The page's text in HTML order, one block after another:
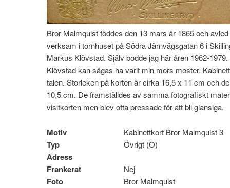
Bror Malmquist föddes den 13 mars år 1865 och
verksam i tornhuset på Södra Järnvägsgatan 6 i
Markus Klövstad. Själv bodde jag här åren 1962-
Klövstad kan sägas ha varit min mors moster.
talen. Storleken på korten är cirka 16,5 x 11 cm och
10,5 cm. De framställdes av samma fotografiskt
visitkorten men blev ofta pressade för att bli glansiga.
Motiv Kabinettkort Bror Malmquist 3
Typ Övrigt (O)
Adress
Frankerat
Nej
Foto Bror Malmquist